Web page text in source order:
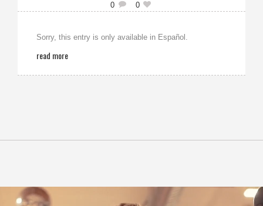
0 0
Sorry, this entry is only available in Español.
read more